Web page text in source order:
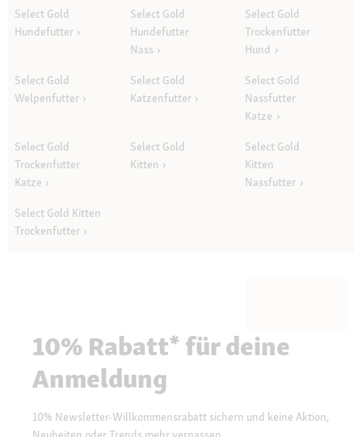
Select Gold
Hundefutter
Select Gold
Hundefutter
Nass
Select Gold
Trockenfutter
Hund
Select Gold
Welpenfutter
Select Gold
Katzenfutter
Select Gold
Nassfutter
Katze
Select Gold
Trockenfutter
Katze
Select Gold
Kitten
Select Gold
Kitten
Nassfutter
Select Gold Kitten
Trockenfutter
10% Rabatt* für deine
Anmeldung
10% Newsletter-Willkommensrabatt sichern und keine Aktion,